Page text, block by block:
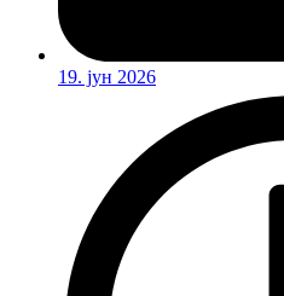
19. јун 2026